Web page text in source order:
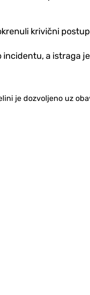
krivični
a istraga
je dozvoljeno uz